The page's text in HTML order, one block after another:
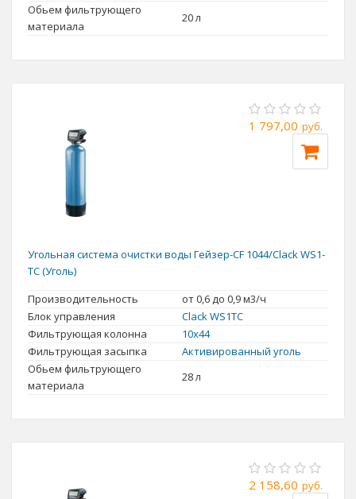
Обьем фильтрующего
материала
20 л
1 797,00 руб.
Угольная система очистки воды Гейзер-CF 1044/Clack WS1-
TC (Уголь)
Производительность
от 0,6 до 0,9 м3/ч
Блок управления
Clack WS1TC
Фильтрующая колонна
10x44
Фильтрующая засыпка
Активированный уголь
Обьем фильтрующего
материала
28 л
2 158,60 руб.